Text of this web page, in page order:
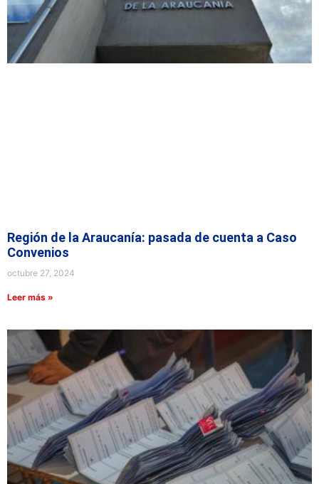
Región de la Araucanía: pasada de cuenta a Caso
Convenios
octubre 27, 2024
Leer más »